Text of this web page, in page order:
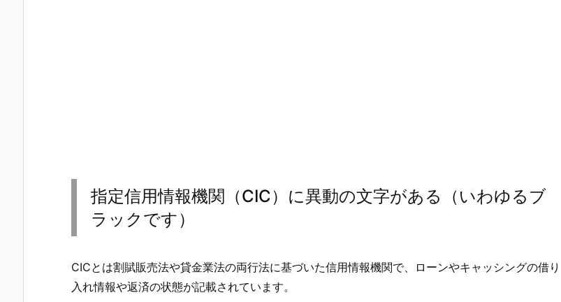
指定信用情報機関（CIC）に異動の文字がある（いわゆるブ
ラックです）
CICとは割賦販売法や貸金業法の両行法に基づいた信用情報機関で、ローンやキャッシングの借り
入れ情報や返済の状態が記載されています。